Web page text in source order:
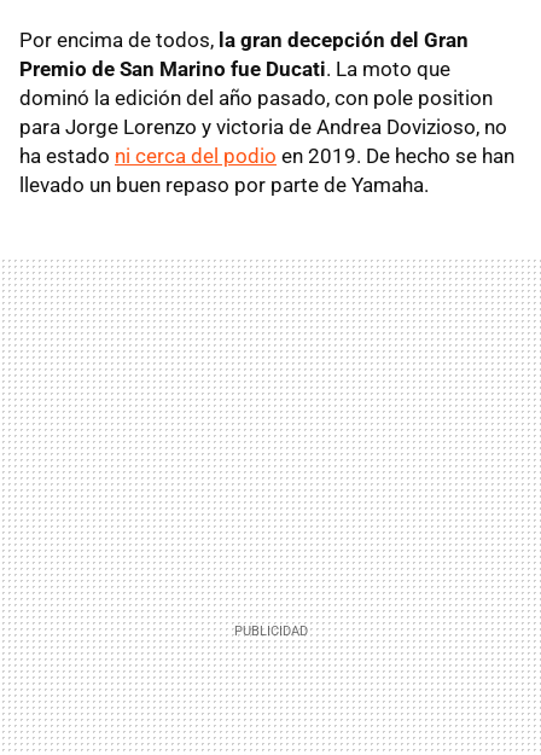
Por encima de todos, la gran decepción del Gran
Premio de San Marino fue Ducati. La moto que
dominó la edición del año pasado, con pole position
para Jorge Lorenzo y victoria de Andrea Dovizioso, no
ha estado ni cerca del podio en 2019. De hecho se han
llevado un buen repaso por parte de Yamaha.